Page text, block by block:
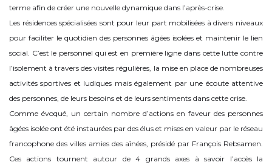
terme afin de créer une nouvelle dynamique dans l’après-crise.
Les résidences spécialisées sont pour leur part mobilisées à divers niveaux
pour faciliter le quotidien des personnes âgées isolées et maintenir le lien
social. C’est le personnel qui est en première ligne dans cette lutte contre
l’isolement à travers des visites régulières, la mise en place de nombreuses
activités sportives et ludiques mais également par une écoute attentive
des personnes, de leurs besoins et de leurs sentiments dans cette crise.
Comme évoqué, un certain nombre d’actions en faveur des personnes
âgées isolée ont été instaurées par des élus et mises en valeur par le réseau
francophone des villes amies des aînées, présidé par François Rebsamen.
Ces actions tournent autour de 4 grands axes à savoir l’accès la